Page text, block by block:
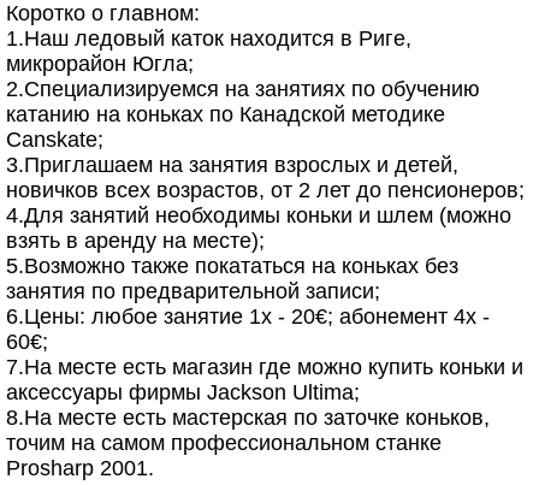
Коротко о главном:
1.Наш ледовый каток находится в Риге,
микрорайон Югла;
2.Специализируемся на занятиях по обучению
катанию на коньках по Канадской методике
Canskate;
3.Приглашаем на занятия взрослых и детей,
новичков всеx возрастов, от 2 лет до пенсионеров;
4.Для занятий необходимы коньки и шлем (можно
взять в аренду на месте);
5.Возможно также покататься на коньках без
занятия по предварительной записи;
6.Цены: любое занятиe 1х - 20€; абонемент 4х -
60€;
7.На месте есть магазин где можно купить коньки и
аксессуары фирмы Jackson Ultima;
8.На месте есть мастерская по заточке коньков,
точим на самом профессиональном станке
Prosharp 2001.